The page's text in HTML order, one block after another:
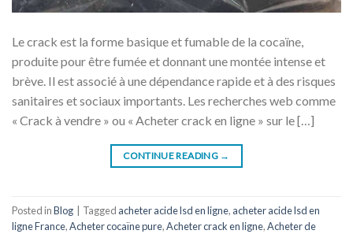
Le crack est la forme basique et fumable de la cocaïne,
produite pour être fumée et donnant une montée intense et
brève. Il est associé à une dépendance rapide et à des risques
sanitaires et sociaux importants. Les recherches web comme
« Crack à vendre » ou « Acheter crack en ligne » sur le […]
CONTINUE READING →
Posted inBlog Tagged acheter acide lsd en ligne, acheter acide lsd en
ligne France,Acheter cocaïne pure,Acheter crack en ligne,Acheter de